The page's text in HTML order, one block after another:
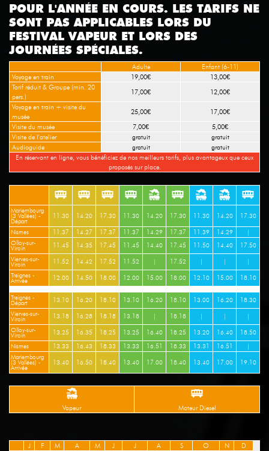
POUR L'ANNÉE EN COURS. LES TARIFS NE
SONT PAS APPLICABLES LORS DU
FESTIVAL VAPEUR ET LORS DES
JOURNÉES SPÉCIALES.
Adulte
Enfant (6-11)
Voyage en train
19,00€
13,00€
Tarif réduit & Groupe (min. 20
pers.)
17,00€
12,00€
Voyage en train + visite du
musée
25,00€
17,00€
Visite du musée
7,00€
5,00€
Visite de l'atelier
gratuit
gratuit
Audioguide
gratuit
gratuit
En réservant en ligne, vous bénéficiez de nos meilleurs tarifs, plus avantageux que ceux
proposés sur place.
Mariembourg
(3 Vallées) -
Départ
11.30 14.20 17.30 11.30 14.20 17.30 11.30 14.20 17.30
Nismes 11.37 14.27 17.37 11.37 14.29 17.37 11.39 14.29
|
Olloy-sur-
Viroin
11.45 14.35 17.45 11.45 14.40 17.45 11.50 14.40 17.50
Vierves-sur-
Viroin
11.52 14.42 17.52 11.52 | 17.52 | | |
Treignes -
Arrivée
12.00 14.50 18.00 12.00 15.00 18.00 12.10 15.00 18.10
Treignes -
Départ
13.10 16.20 18.10 13.10 16.20 18.10 13.00 16.20 18.30
Vierves-sur-
Viroin
13.18 16.28 18.18 13.18 | 18.18 | | |
Olloy-sur-
Viroin
13.25 16.35 18.25 13.25 16.40 18.25 13.20 16.40 18.50
Nismes 13.33 16.43 18.33 13.33 16.51 18.33 13.31 16.51
|
Mariembourg
(3 Vallées) -
Arrivée
13.40 16.50 18.40 13.40 17.00 18.40 13.40 17.00 19.10
Vapeur Moteur Diesel
J F M A M J J A S O N
D